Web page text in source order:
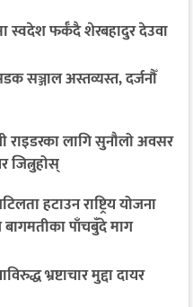
स्वदेश फर्कँदै शेरबहादुर देउवा
सञ्जाल अस्तव्यस्त, दर्जनौँ
राइडरका लागि सुनौलो अवसर
जित्नुहोस्
हटाउन राष्ट्रिय योजना
पाँचबुँदे माग
भ्रष्टाचार मुद्दा दायर